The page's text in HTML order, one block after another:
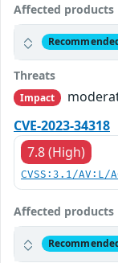
Affected products
Threats
Impact
CVE-2023-34318
7.8 (High)
CVSS:3.1/AV:L/
Affected products